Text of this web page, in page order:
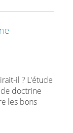
il ? L’étude
doctrine
les bons